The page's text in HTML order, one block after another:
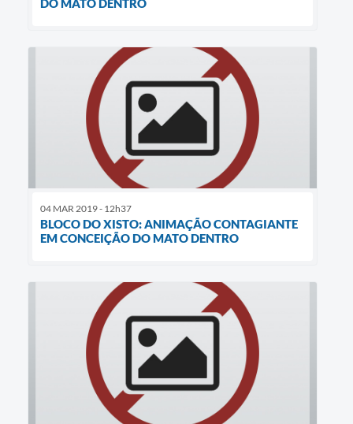
DO MATO DENTRO
04 MAR 2019 - 12h37
BLOCO DO XISTO: ANIMAÇÃO CONTAGIANTE
EM CONCEIÇÃO DO MATO DENTRO